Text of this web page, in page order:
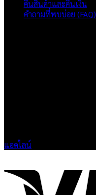
คืนสินค้าและคืนเงิน
คำถามที่พบบ่อย (FAQ)
แอดไลน์